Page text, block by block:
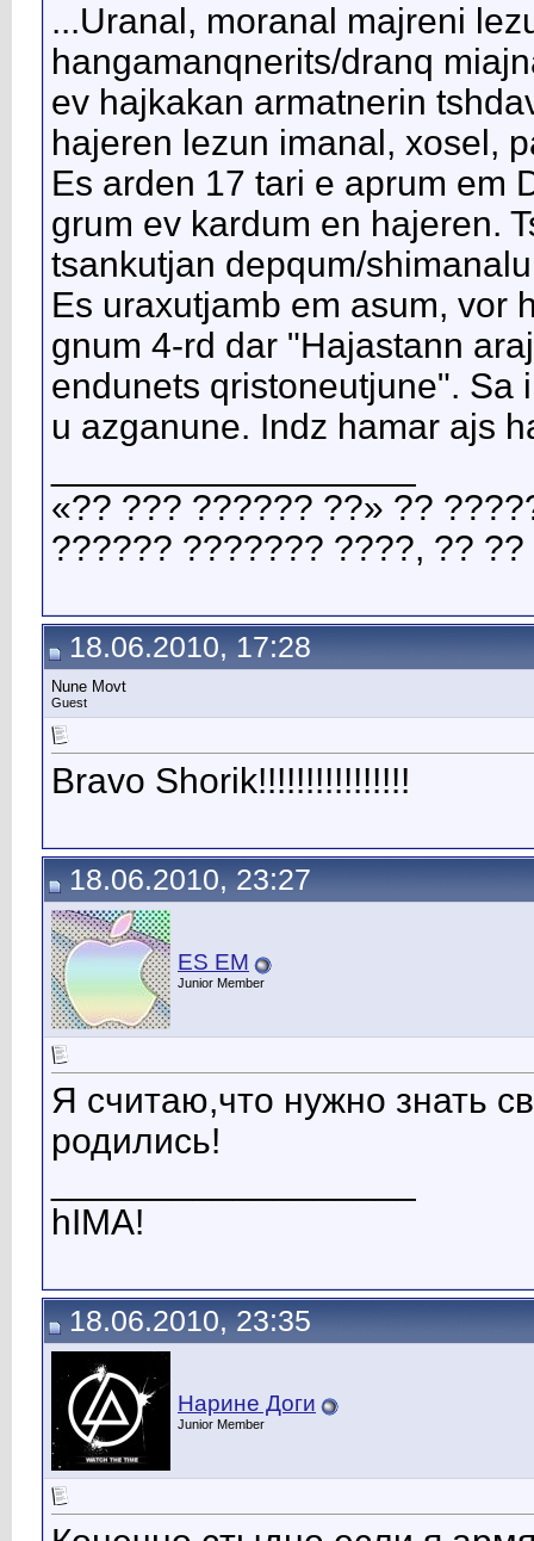
...Uranal, moranal majreni
hangamanqnerits/dranq
ev hajkakan armatnerin
hajeren lezun imanal, xosel,
Es arden 17 tari e aprum em
grum ev kardum en hajeren.
tsankutjan depqum/
Es uraxutjamb em asum, vor
gnum 4-rd dar "Hajastann
endunets qristoneutjune". Sa
u azganune. Indz hamar ajs
«?? ??? ?????? ??» ??
?????? ??????? ????, ??
18.06.2010, 17:28
Nune Movt
Guest
Bravo Shorik!!!!!!!!!!!!!!!!
18.06.2010, 23:27
ES EM
Junior Member
Я считаю,что нужно знать
родились!
hIMA!
18.06.2010, 23:35
Нapинe Дoги
Junior Member